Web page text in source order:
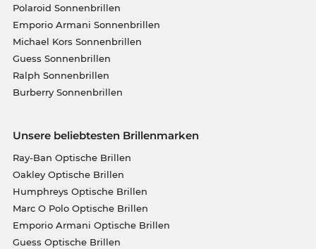
Polaroid Sonnenbrillen
Emporio Armani Sonnenbrillen
Michael Kors Sonnenbrillen
Guess Sonnenbrillen
Ralph Sonnenbrillen
Burberry Sonnenbrillen
Unsere beliebtesten Brillenmarken
Ray-Ban Optische Brillen
Oakley Optische Brillen
Humphreys Optische Brillen
Marc O Polo Optische Brillen
Emporio Armani Optische Brillen
Guess Optische Brillen